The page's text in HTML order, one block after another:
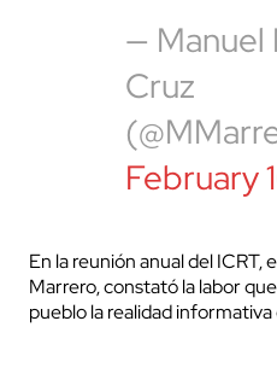
— Manuel
Cruz
February
En la reunión anual del ICRT,
Marrero, constató la labor
pueblo la realidad informativa